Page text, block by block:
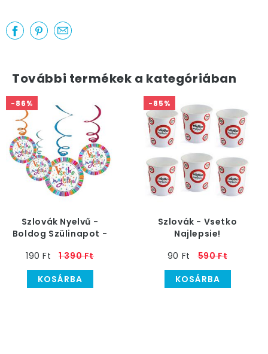
További termékek a kategóriában
-86%
Szlovák Nyelvű -
Boldog Szülinapot -
Dekoráció - 6 db
190 Ft
1 390 Ft
KOSÁRBA
-85%
Szlovák - Vsetko
Najlepsie!
Szülinapi Parti Pohár
90 Ft
590 Ft
KOSÁRBA